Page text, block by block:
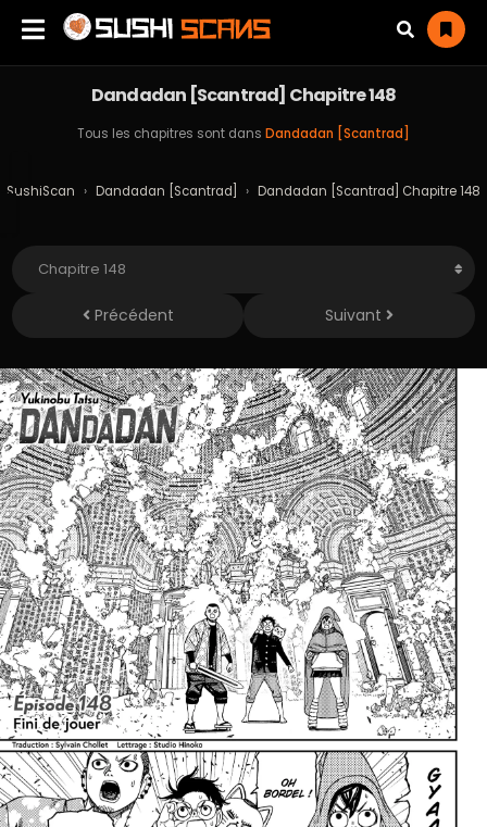
Dandadan [Scantrad] Chapitre 148
Tous les chapitres sont dans Dandadan [Scantrad]
SushiScan › Dandadan [Scantrad] › Dandadan [Scantrad] Chapitre 148
Précédent Suivant